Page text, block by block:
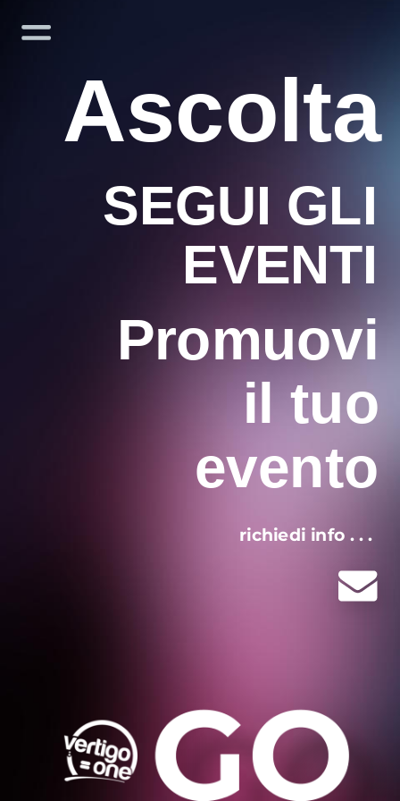
Ascolta
richiedi info . . .
SEGUI GLI
EVENTI
Promuovi
il tuo
evento